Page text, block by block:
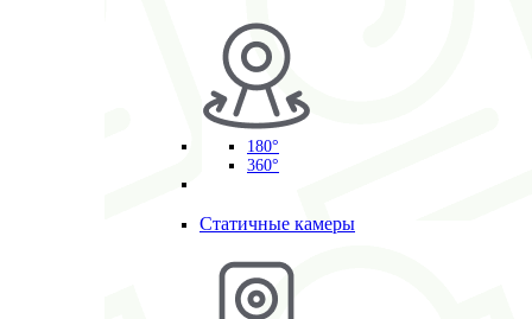
180°
360°
Статичные камеры